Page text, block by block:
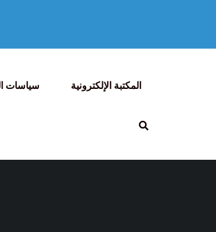
سياسات المكتبة الإلكترونية